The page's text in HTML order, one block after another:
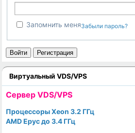
Запомнить меняЗабыли пароль?
Войти Регистрация
Виртуальный VDS/VPS
Cервер VDS/VPS
Процессоры Xeon 3.2 ГГц
AMD Epyc до 3.4 ГГц